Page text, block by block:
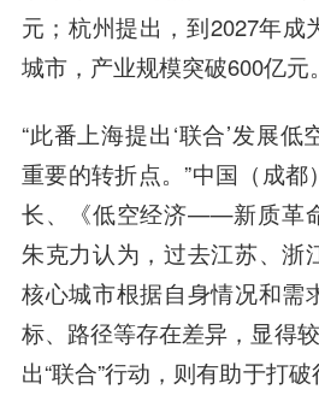
元；杭州提出，到2027年成
城市，产业规模突破600亿元。
“此番上海提出‘联合’发展
重要的转折点。”中国（成
长、《低空经济——新质革
朱克力认为，过去江苏、浙
核心城市根据自身情况和需
标、路径等存在差异，显得
出“联合”行动，则有助于打